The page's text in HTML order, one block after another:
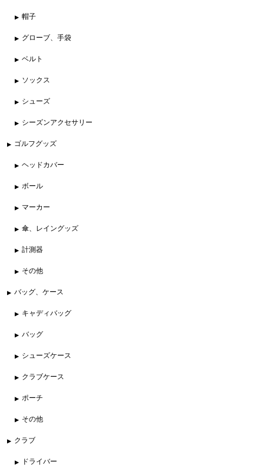
帽子
グローブ、手袋
ベルト
ソックス
シューズ
シーズンアクセサリー
ゴルフグッズ
ヘッドカバー
ボール
マーカー
傘、レイングッズ
計測器
その他
バッグ、ケース
キャディバッグ
バッグ
シューズケース
クラブケース
ポーチ
その他
クラブ
ドライバー